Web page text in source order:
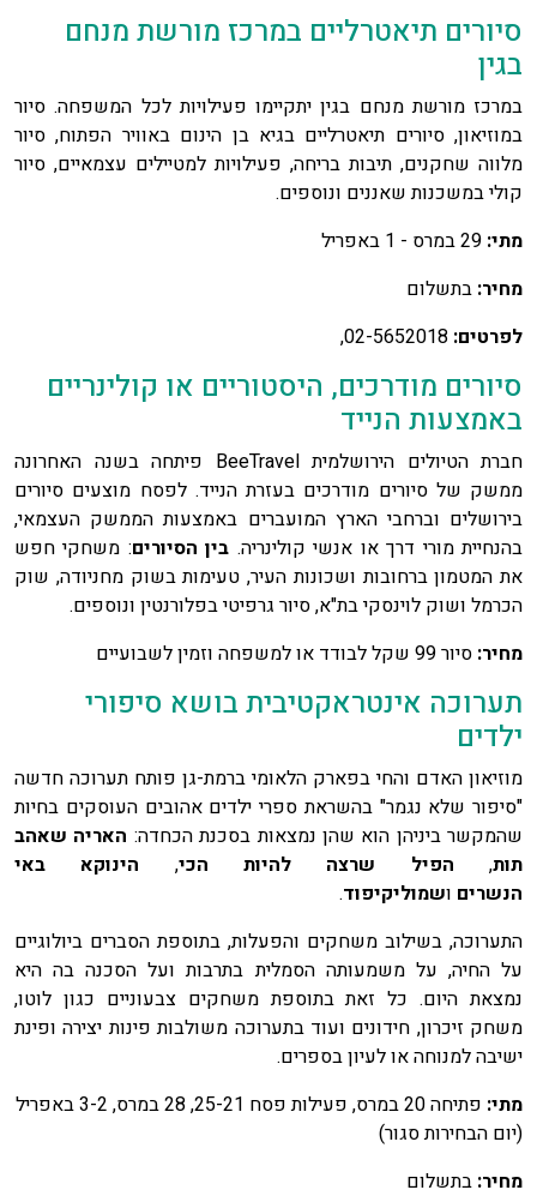
סיורים תיאטרליים במרכז מורשת מנחם
בגין
במרכז מורשת מנחם בגין יתקיימו פעילויות לכל המשפחה. סיור
במוזיאון, סיורים תיאטרליים בגיא בן הינום באוויר הפתוח, סיור
מלווה שחקנים, תיבות בריחה, פעילויות למטיילים עצמאיים, סיור
קולי במשכנות שאננים ונוספים.
מתי:
מחיר: בתשלום
לפרטים:
סיורים מודרכים, היסטוריים או קולינריים
באמצעות הנייד
חברת הטיולים הירושלמית BeeTravel פיתחה בשנה האחרונה
ממשק של סיורים מודרכים בעזרת הנייד.לפסח מוצעים סיורים
בירושלים וברחבי הארץ המועברים באמצעות הממשק העצמאי,
בהנחיית מורי דרך או אנשי קולינריה. בין הסיורים: משחקי חפש
את המטמון ברחובות ושכונות העיר, טעימות בשוק מחניודה, שוק
הכרמל ושוק לוינסקי בת"א,סיור גרפיטי בפלורנטין ונוספים.
מחיר: סיור 99 שקל לבודד או למשפחה וזמין לשבועיים
תערוכה אינטראקטיבית בושא סיפורי
ילדים
מוזיאון האדם והחי בפארק הלאומי ברמת-גן פותח תערוכה חדשה
"סיפור שלא נגמר" בהשראת ספרי ילדים אהובים העוסקים בחיות
שהמקשר ביניהן הוא שהן נמצאות בסכנת הכחדה: האריה שאהב
תות, הפיל שרצה להיות הכי, הינוקא באי
הנשרים ושמוליקיפוד.
התערוכה, בשילוב משחקים והפעלות, בתוספת הסברים ביולוגיים
על החיה, על משמעותה הסמלית בתרבות ועל הסכנה בה היא
נמצאת היום. כל זאת בתוספת משחקים צבעוניים כגון לוטו,
משחק זיכרון, חידונים ועוד בתערוכה משולבות פינות יצירה ופינת
ישיבה למנוחה או לעיון בספרים.
מתי:
פתיחה 20 במרס, פעילות פסח 25-21, 28 במרס, 3-2 באפריל
(יום הבחירות סגור)
מחיר: בתשלום